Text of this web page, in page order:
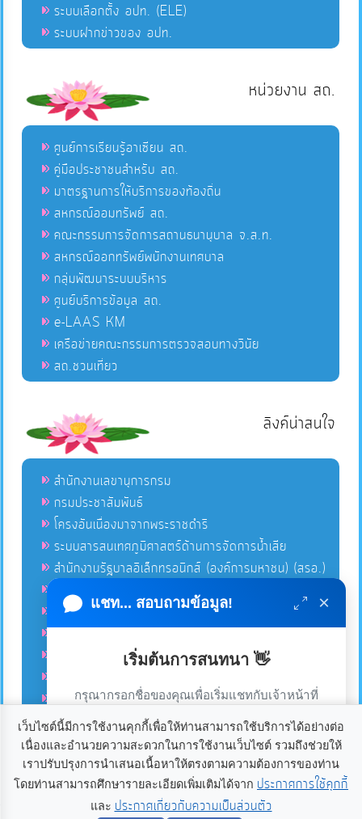
แชท... สอบถามข้อมูล! ×
เริ่มต้นการสนทนา 👋
กรุณากรอกชื่อของคุณเพื่อเริ่มแชทกับเจ้าหน้าที่
เริ่มแชท
เว็บไซต์นี้มีการใช้งานคุกกี้เพื่อให้ท่านสามารถใช้บริการได้อย่างต่อ
เนื่องและอำนวยความสะดวกในการใช้งานเว็บไซต์ รวมถึงช่วยให้
เราปรับปรุงการนำเสนอเนื้อหาให้ตรงตามความต้องการของท่าน
โดยท่านสามารถศึกษารายละเอียดเพิ่มเติมได้จาก ประกาศการใช้คุกกี้
และ ประกาศเกี่ยวกับความเป็นส่วนตัว
ระบบเลือกตั้ง อปท. (ELE)
ระบบฝากข่าวของ อปท.
หน่วยงาน สถ.
ศูนย์การเรียนรู้อาเซียน สถ.
คู่มือประชาชนสำหรับ สถ.
มาตรฐานการให้บริการของท้องถิ่น
สหกรณ์ออมทรัพย์ สถ.
คณะกรรมการจัดการสถานธนานุบาล จ.ส.ท.
สหกรณ์ออกทรัพย์พนักงานเทศบาล
กลุ่มพัฒนาระบบบริหาร
ศูนย์บริการข้อมูล สถ.
e-LAAS KM
เครือข่ายคณะกรรมการตรวจสอบทางวินัย
สถ.ชวนเที่ยว
ลิงค์น่าสนใจ
สำนักงานเลขานุการกรม
กรมประชาสัมพันธ์
โครงอันเนื่องมาจากพระราชดำริ
ระบบสารสนเทศภูมิศาสตร์ด้านการจัดการน้ำเสีย
สำนักงานรัฐบาลอิเล็กทรอนิกส์ (องค์การมหาชน) (สรอ.)
โครงการอนุรักษ์พันธุกรรมพืชอันเนื่องมาจากพระราชดำริ
คลังข่าวมหาไทย
คู่มือตาม พ.ร.บ.อำนวยความสดวกฯ
ฐานข้อมูลหน่วยงานภาครัฐ (INFO)
ศูนย์อำนวยการบริหารจังหวัดชายแดนภาคใต้ ศอ.บต.
ลิขสิทธิ์ © 2020-2021 องค์การบริหารส่วนตำบลแก้ง ขอสงวนไว้
ซึ่งสิทธิทั้งหมดบนเว็บไซต์นี้. องค์การบริหารส่วนตำบลแก้ง
อำเภอเดชอุดม จังหวัดอุบลราชธานี 34160. โทร 045-234021
แฟกซ์ 045-234080 อีเมลล์palad@kaeng.go.thPower by
เราใช้คุกกี้เพื่อเพิ่มประสบการณ์และความพึงพอใจในการใช้
งานเว็บไซต์ หากคุณกด “ยอมรับ” หรือใช้งานเว็บไซต์ของเรา
ต่อ ถือว่าคุณยินยอมให้มีการใช้งานคุกกี้อ่านเพิ่มเติม